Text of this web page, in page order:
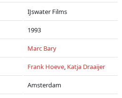
IJswater Films
1993
Marc Bary
Frank Hoeve, Katja Draaijer
Amsterdam